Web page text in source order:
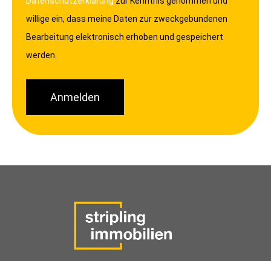
willige ein, dass meine Daten zur zweckgebundenen
Bearbeitung elektronisch erhoben und gespeichert
werden.
Anmelden